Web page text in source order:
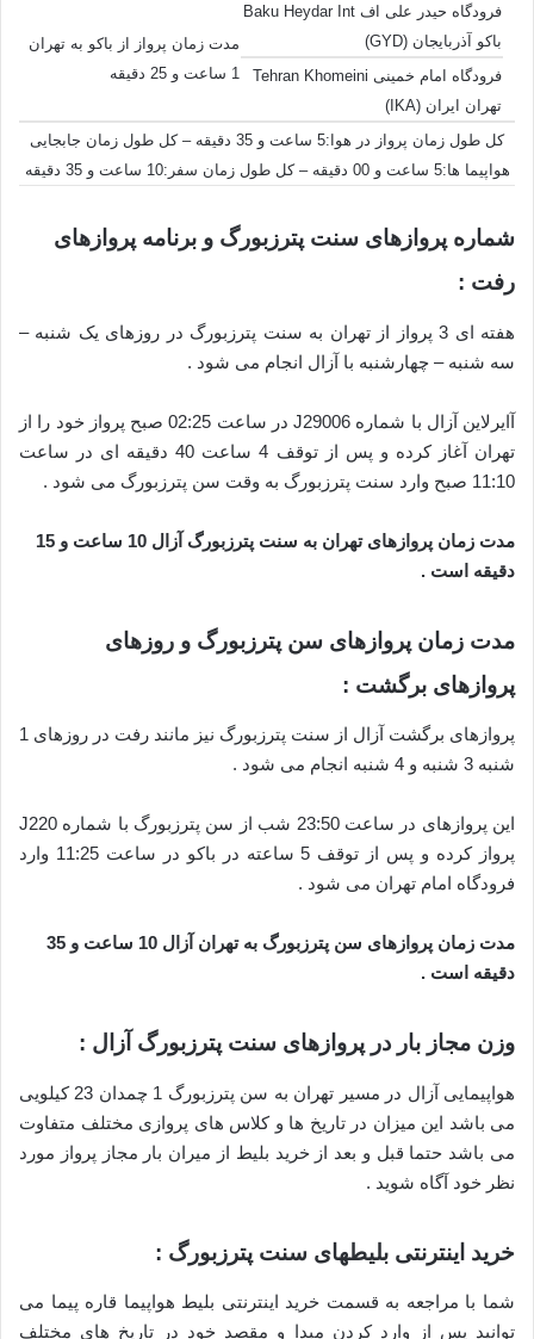
فرودگاه حیدر علی اف Baku Heydar Int
باکو آذربایجان (GYD)
مدت زمان پرواز از باکو به تهران
1 ساعت و 25 دقیقه
فرودگاه امام خمینی Tehran Khomeini
تهران ایران (IKA)
کل طول زمان پرواز در هوا:5 ساعت و 35 دقیقه – کل طول زمان جابجایی
هواپیما ها:5 ساعت و 00 دقیقه – کل طول زمان سفر:10 ساعت و 35 دقیقه
شماره پروازهای سنت پترزبورگ و برنامه پروازهای
رفت :
هفته ای 3 پرواز از تهران به سنت پترزبورگ در روزهای یک شنبه –
سه شنبه – چهارشنبه با آزال انجام می شود .
آایرلاین آزال با شماره J29006 در ساعت 02:25 صبح پرواز خود را از
تهران آغاز کرده و پس از توقف 4 ساعت 40 دقیقه ای در ساعت
11:10 صبح وارد سنت پترزبورگ به وقت سن پترزبورگ می شود .
مدت زمان پروازهای تهران به سنت پترزبورگ آزال 10 ساعت و 15
دقیقه است .
مدت زمان پروازهای سن پترزبورگ و روزهای
پروازهای برگشت :
پروازهای برگشت آزال از سنت پترزبورگ نیز مانند رفت در روزهای 1
شنبه 3 شنبه و 4 شنبه انجام می شود .
این پروازهای در ساعت 23:50 شب از سن پترزبورگ با شماره J220
پرواز کرده و پس از توقف 5 ساعته در باکو در ساعت 11:25 وارد
فرودگاه امام تهران می شود .
مدت زمان پروازهای سن پترزبورگ به تهران آزال 10 ساعت و 35
دقیقه است .
وزن مجاز بار در پروازهای سنت پترزبورگ آزال :
هواپیمایی آزال در مسیر تهران به سن پترزبورگ 1 چمدان 23 کیلویی
می باشد این میزان در تاریخ ها و کلاس های پروازی مختلف متفاوت
می باشد حتما قبل و بعد از خرید بلیط از میران بار مجاز پرواز مورد
نظر خود آگاه شوید .
خرید اینترنتی بلیطهای سنت پترزبورگ :
شما با مراجعه به قسمت خرید اینترنتی بلیط هواپیما قاره پیما می
توانید پس از وارد کردن مبدا و مقصد خود در تاریخ های مختلف